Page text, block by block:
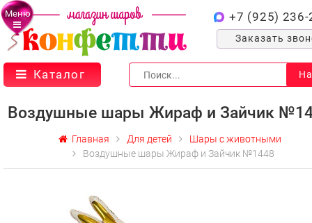
Меню +7 (925) 236-
Заказать
Каталог
Воздушные шары Жираф и Зайчик
Главная Для детей
Шары с животными
Воздушные шары Жираф и Зайчик №1448